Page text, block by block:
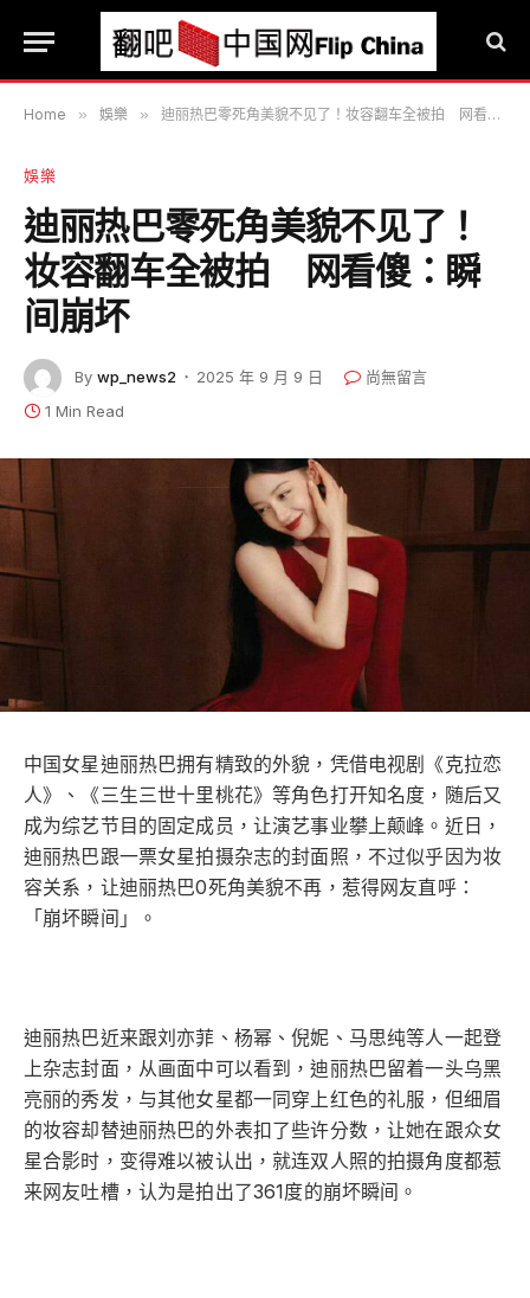
Home » 娛樂 » 迪丽热巴零死角美貌不见了！妆容翻车全被拍 网看傻：瞬间崩坏
娛樂
迪丽热巴零死角美貌不见了！
妆容翻车全被拍 网看傻：瞬
间崩坏
By wp_news2 2025 年 9 月 9 日
尚無留言
1 Min Read
中国女星迪丽热巴拥有精致的外貌，凭借电视剧《克拉恋
人》、《三生三世十里桃花》等角色打开知名度，随后又
成为综艺节目的固定成员，让演艺事业攀上颠峰。近日，
迪丽热巴跟一票女星拍摄杂志的封面照，不过似乎因为妆
容关系，让迪丽热巴0死角美貌不再，惹得网友直呼：
「崩坏瞬间」。
迪丽热巴近来跟刘亦菲、杨幂、倪妮、马思纯等人一起登
上杂志封面，从画面中可以看到，迪丽热巴留着一头乌黑
亮丽的秀发，与其他女星都一同穿上红色的礼服，但细眉
的妆容却替迪丽热巴的外表扣了些许分数，让她在跟众女
星合影时，变得难以被认出，就连双人照的拍摄角度都惹
来网友吐槽，认为是拍出了361度的崩坏瞬间。